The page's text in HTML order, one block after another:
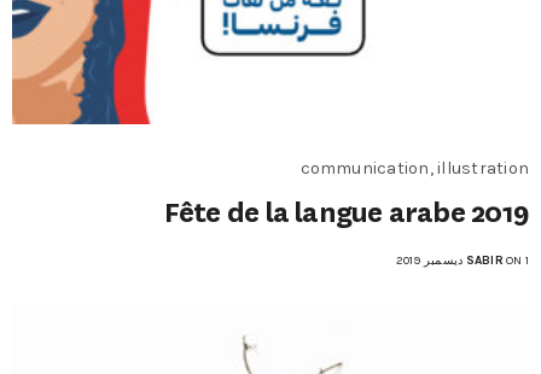
communication, illustration
Fête de la langue arabe 2019
SABIR ON 1 ديسمبر 2019